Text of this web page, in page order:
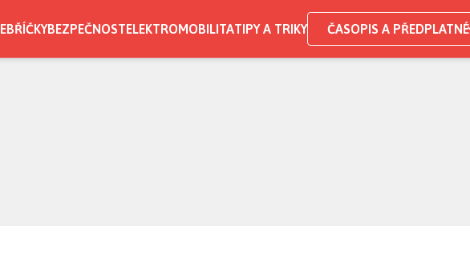
BEZPEČNOSTELEKTROMOBILITATIPY A TRIKY ČASOPIS A PŘEDPLATNÉ